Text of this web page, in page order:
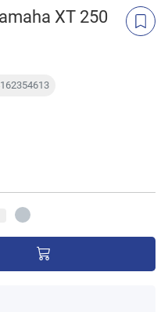
XT 250